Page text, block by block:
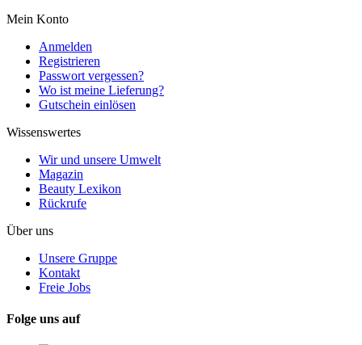
Mein Konto
Anmelden
Registrieren
Passwort vergessen?
Wo ist meine Lieferung?
Gutschein einlösen
Wissenswertes
Wir und unsere Umwelt
Magazin
Beauty Lexikon
Rückrufe
Über uns
Unsere Gruppe
Kontakt
Freie Jobs
Folge uns auf